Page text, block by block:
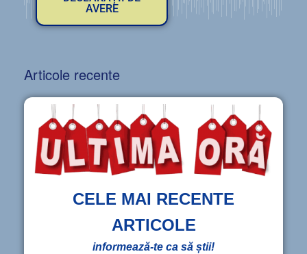
AVERE
Articole recente
CELE MAI RECENTE
ARTICOLE
informează-te ca să știi!